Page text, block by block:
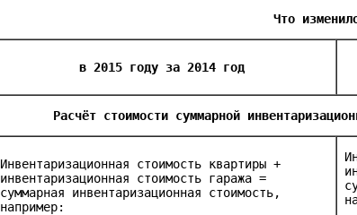
Что
в 2015 году за 2014 год
Расчёт стоимости суммарной
Инвентаризационная стоимость квартиры +
инвентаризационная стоимость гаража =
суммарная инвентаризационная стоимость,
например: